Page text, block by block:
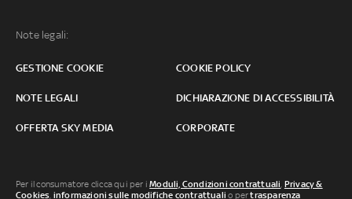
Note legali:
GESTIONE COOKIE COOKIE POLICY
NOTE LEGALI DICHIARAZIONE DI ACCESSIBILITÀ
OFFERTA SKY MEDIA CORPORATE
Per il consumatore clicca qui per iModuli, Condizioni contrattuali, Privacy &
Cookies, informazioni sulle modifiche contrattuali o pertrasparenza